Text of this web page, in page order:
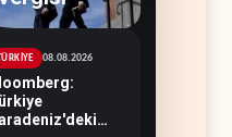
TÜRKİYE 08.08.2026